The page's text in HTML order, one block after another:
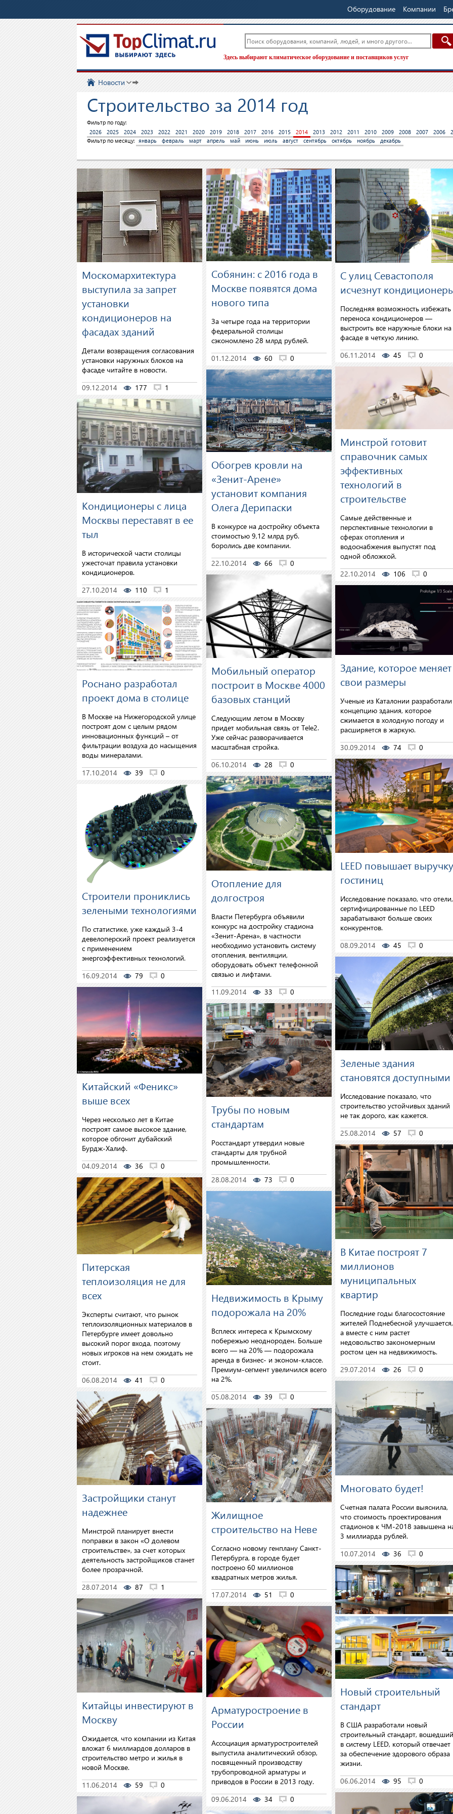
Оборудование Компании
Здесь выбирают климатическое оборудование и поставщиков услуг
Новости
Строительство за 2014 год
Фильтр по году:
2026
2025 2024 2023 2022 2021 2020 2019 2018 2017 2016 2015 2014 2013 2012 2011 2010 2009 2008 2007 2006
Фильтр по месяцу:
январь февраль март апрель май июнь июль август сентябрь октябрь ноябрь декабрь
Москомархитектура
выступила за запрет
установки
кондиционеров на
фасадах зданий
Детали возвращения согласования
установки наружных блоков на
фасаде читайте в новости.
09.12.2014
177 1
Кондиционеры с лица
Москвы переставят в ее
тыл
В исторической части столицы
ужесточат правила установки
кондиционеров.
27.10.2014
110 1
Роснано разработал
проект дома в столице
В Москве на Нижегородской улице
построят дом с целым рядом
инновационных функций – от
фильтрации воздуха до насыщения
воды минералами.
17.10.2014
39 0
Строители прониклись
зелеными технологиями
По статистике, уже каждый 3-4
девелоперский проект реализуется
с применением
энергоэффективных технологий.
16.09.2014
79 0
Китайский «Феникс»
выше всех
Через несколько лет в Китае
построят самое высокое здание,
которое обгонит дубайский
Бурдж-Халиф.
04.09.2014
36 0
Питерская
теплоизоляция не для
всех
Эксперты считают, что рынок
теплоизоляционных материалов в
Петербурге имеет довольно
высокий порог входа, поэтому
новых игроков на нем ожидать не
стоит.
06.08.2014
41 0
Застройщики станут
надежнее
Минстрой планирует внести
поправки в закон «О долевом
строительстве», за счет которых
деятельность застройщиков станет
более прозрачной.
28.07.2014
87 1
Китайцы инвестируют в
Москву
Ожидается, что компании из Китая
вложат 6 миллиардов долларов в
строительство метро и жилья в
новой Москве.
11.06.2014
59 0
Собянин: с 2016 года в
Москве появятся дома
нового типа
За четыре года на территории
федеральной столицы
сэкономлено 28 млрд рублей.
01.12.2014
60 0
Обогрев кровли на
«Зенит-Арене»
установит компания
Олега Дерипаски
В конкурсе на достройку объекта
стоимостью 9,12 млрд руб.
боролись две компании.
22.10.2014
66 0
Мобильный оператор
построит в Москве 4000
базовых станций
Следующим летом в Москву
придет мобильная связь от Tele2.
Уже сейчас разворачивается
масштабная стройка.
06.10.2014
28 0
Отопление для
долгостроя
Власти Петербурга объявили
конкурс на достройку стадиона
«Зенит-Арена», в частности
необходимо установить систему
отопления, вентиляции,
оборудовать объект телефонной
связью и лифтами.
11.09.2014
33 0
Трубы по новым
стандартам
Росстандарт утвердил новые
стандарты для трубной
промышленности.
28.08.2014
73 0
Недвижимость в Крыму
подорожала на 20%
Всплеск интереса к Крымскому
побережью неоднороден. Больше
всего — на 20% — подорожала
аренда в бизнес- и эконом-классе.
Премиум-сегмент увеличился всего
на 2%.
05.08.2014
39 0
Жилищное
строительство на Неве
Согласно новому генплану Санкт-
Петербурга, в городе будет
построено 60 миллионов
квадратных метров жилья.
17.07.2014
51 0
Арматуростроение в
России
Ассоциация арматуростроителей
выпустила аналитический обзор,
посвященный производству
трубопроводной арматуры и
приводов в России в 2013 году.
09.06.2014
34 0
С улиц Севастополя
исчезнут
Последняя возможность избежать
переноса кондиционеров —
выстроить все наружные блоки на
фасаде в четкую линию.
06.11.2014
45 0
Минстрой готовит
справочник самых
эффективных
технологий в
строительстве
Самые действенные и
перспективные технологии в
сферах отопления и
водоснабжения выпустят под
одной обложкой.
22.10.2014
106 0
Здание, которое меняет
свои размеры
Ученые из Каталонии разработали
концепцию здания, которое
сжимается в холодную погоду и
расширяется в жаркую.
30.09.2014
74 0
LEED повышает
гостиниц
Исследование показало, что отели,
сертифицированные по LEED
зарабатывают больше своих
конкурентов.
08.09.2014
45 0
Зеленые здания
становятся доступными
Исследование показало, что
строительство устойчивых зданий
не так дорого, как кажется.
25.08.2014
57 0
В Китае построят 7
миллионов
муниципальных
квартир
Последние годы благосостояние
жителей Поднебесной улучшается,
а вместе с ним растет
недовольство закономерным
ростом цен на недвижимость.
29.07.2014
26 0
Многовато будет!
Счетная палата России выяснила,
что стоимость проектирования
стадионов к ЧМ-2018 завышена
3 миллиарда рублей.
10.07.2014
36 0
Новый строительный
стандарт
В США разработали новый
строительный стандарт,
в систему LEED, который отвечает
за обеспечение здорового образа
жизни.
06.06.2014
95 0